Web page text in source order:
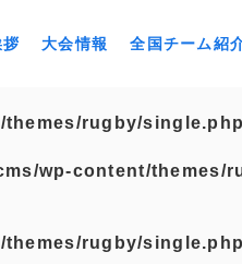
大会情報 全国チーム紹
rugby/single.php
wp-content/themes/
rugby/single.php